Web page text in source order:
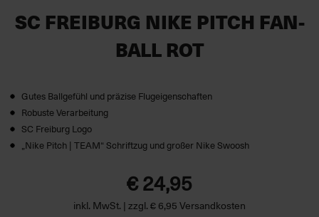
SC FREIBURG NIKE PITCH FAN-
BALL ROT
Gutes Ballgefühl und präzise Flugeigenschaften
Robuste Verarbeitung
SC Freiburg Logo
„Nike Pitch | TEAM“ Schriftzug und großer Nike Swoosh
€ 24,95
inkl. MwSt. | zzgl. € 6,95 Versandkosten